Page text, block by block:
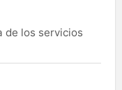
de los servicios